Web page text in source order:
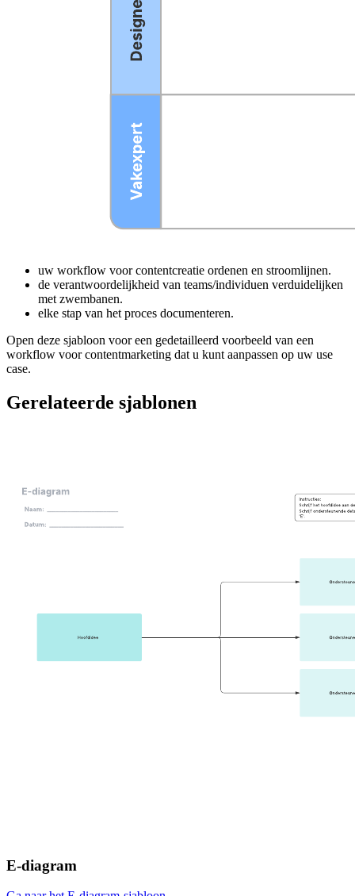
Met deze sjabloon voor een workflow voor contentmarketing kunt
uw workflow voor contentcreatie ordenen en stroomlijnen.
de verantwoordelijkheid van teams/individuen verduidelijken
met zwembanen.
elke stap van het proces documenteren.
Open deze sjabloon voor een gedetailleerd voorbeeld van een
workflow voor contentmarketing dat u kunt aanpassen op uw use
case.
Gerelateerde sjablonen
E-diagram